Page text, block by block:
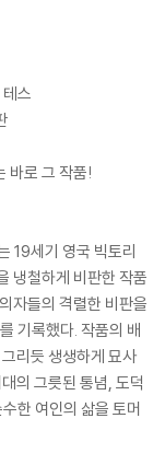
스
바로 그 작품!
19세기 영국 빅토리
냉철하게 비판한 작품
자들의 격렬한 비판을
기록했다. 작품의 배
리듯 생생하게 묘사
의 그릇된 통념, 도덕
한 여인의 삶을 토머